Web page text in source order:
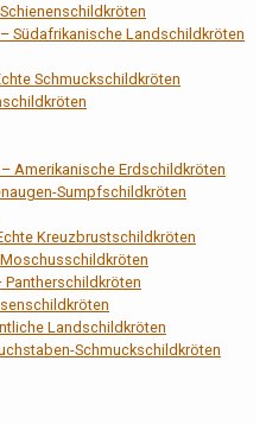
Südafrikanische Landschildkröten
Schmuckschildkröten
Amerikanische Erdschildkröten
Sumpfschildkröten
Kreuzbrustschildkröten
Landschildkröten
Schmuckschildkröten